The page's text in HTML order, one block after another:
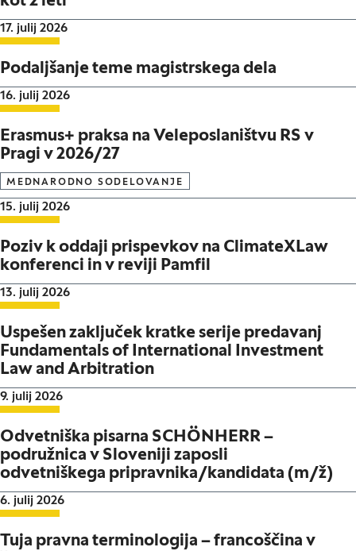
Datum objave:
17. julij 2026
Podaljšanje teme magistrskega dela
Datum objave:
16. julij 2026
Erasmus+ praksa na Veleposlaništvu RS v
Pragi v 2026/27
MEDNARODNO SODELOVANJE
Datum objave:
15. julij 2026
Poziv k oddaji prispevkov na ClimateXLaw
konferenci in v reviji Pamfil
Datum objave:
13. julij 2026
Uspešen zaključek kratke serije predavanj
Fundamentals of International Investment
Law and Arbitration
Datum objave:
9. julij 2026
Odvetniška pisarna SCHÖNHERR –
podružnica v Sloveniji zaposli
odvetniškega pripravnika/kandidata (m/ž)
Datum objave:
6. julij 2026
Tuja pravna terminologija – francoščina v